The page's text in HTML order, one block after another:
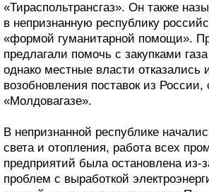
«Тираспольтрансгаз». Он также
в непризнанную республику
«формой гуманитарной помощи».
предлагали помочь с закупками
однако местные власти отказались
возобновления поставок из
«Молдовагазе».
В непризнанной республике
света и отопления, работа всех
предприятий была остановлена из-
проблем с выработкой